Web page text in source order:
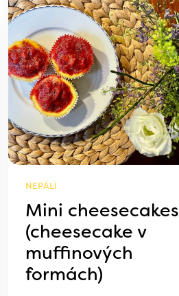
NEPÁLÍ
Mini cheesecakes
(cheesecake v
muffinových
formách)